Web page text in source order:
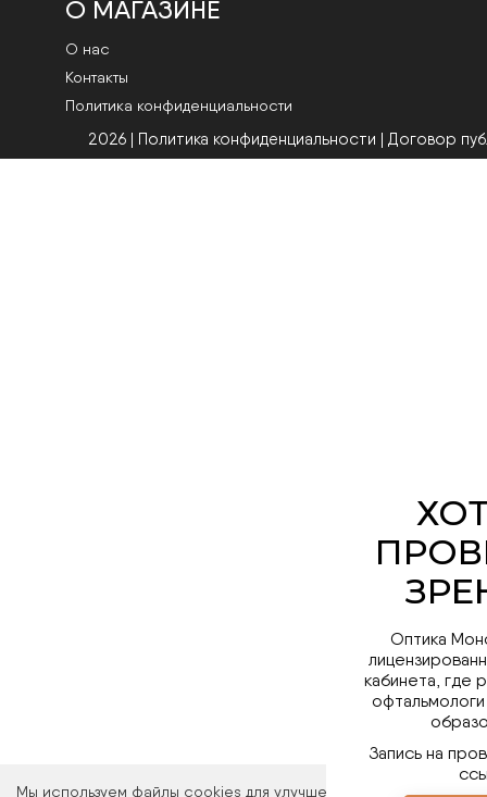
Мы используем файлы cookies для улучшения работы сайта.
О МАГАЗИНЕ
О нас
Контакты
Политика конфиденциальности
2026 | Политика конфиденциальности | Договор
Оптика
кабинета, где
Запись на